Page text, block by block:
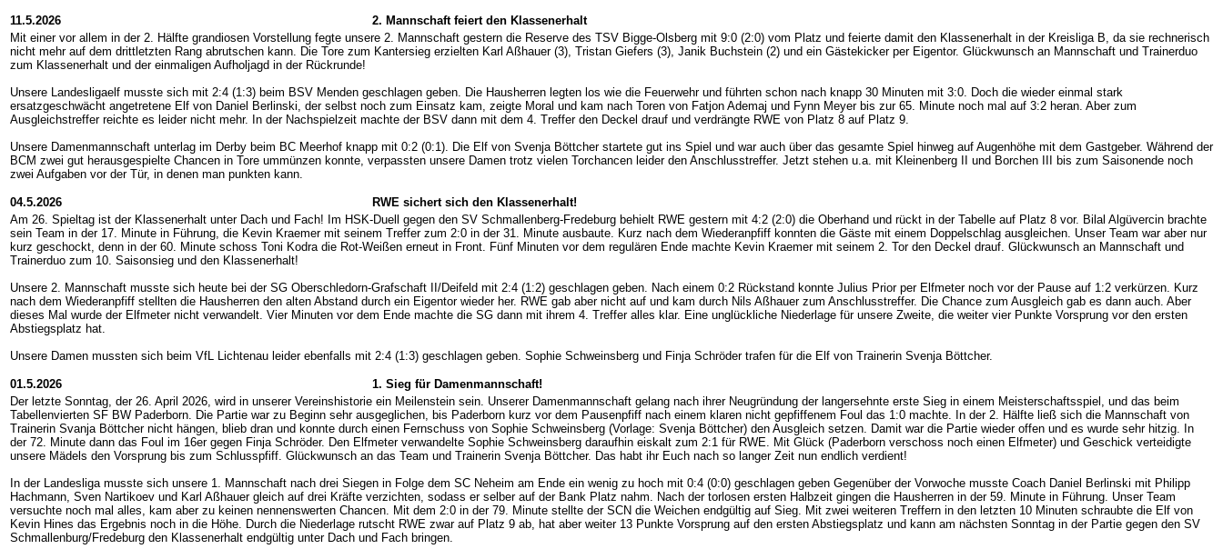
11.5.2026
2. Mannschaft feiert den Klassenerhalt
Mit einer vor allem in der 2. Hälfte grandiosen Vorstellung fegte unsere 2. Mannschaft gestern die Reserve des TSV Bigge-Olsberg mit 9:0 (2:0) vom Platz und feierte damit den Klassenerhalt in der Kreisliga B, da sie rechnerisch
nicht mehr auf dem drittletzten Rang abrutschen kann. Die Tore zum Kantersieg erzielten Karl Aßhauer (3), Tristan Giefers (3), Janik Buchstein (2) und ein Gästekicker per Eigentor. Glückwunsch an Mannschaft und Trainerduo
zum Klassenerhalt und der einmaligen Aufholjagd in der Rückrunde!
Unsere Landesligaelf musste sich mit 2:4 (1:3) beim BSV Menden geschlagen geben. Die Hausherren legten los wie die Feuerwehr und führten schon nach knapp 30 Minuten mit 3:0. Doch die wieder einmal stark
ersatzgeschwächt angetretene Elf von Daniel Berlinski, der selbst noch zum Einsatz kam, zeigte Moral und kam nach Toren von Fatjon Ademaj und Fynn Meyer bis zur 65. Minute noch mal auf 3:2 heran. Aber zum
Ausgleichstreffer reichte es leider nicht mehr. In der Nachspielzeit machte der BSV dann mit dem 4. Treffer den Deckel drauf und verdrängte RWE von Platz 8 auf Platz 9.
Unsere Damenmannschaft unterlag im Derby beim BC Meerhof knapp mit 0:2 (0:1). Die Elf von Svenja Böttcher startete gut ins Spiel und war auch über das gesamte Spiel hinweg auf Augenhöhe mit dem Gastgeber. Während der
BCM zwei gut herausgespielte Chancen in Tore ummünzen konnte, verpassten unsere Damen trotz vielen Torchancen leider den Anschlusstreffer. Jetzt stehen u.a. mit Kleinenberg II und Borchen III bis zum Saisonende noch
zwei Aufgaben vor der Tür, in denen man punkten kann.
04.5.2026
RWE sichert sich den Klassenerhalt!
Am 26. Spieltag ist der Klassenerhalt unter Dach und Fach! Im HSK-Duell gegen den SV Schmallenberg-Fredeburg behielt RWE gestern mit 4:2 (2:0) die Oberhand und rückt in der Tabelle auf Platz 8 vor. Bilal Algüvercin brachte
sein Team in der 17. Minute in Führung, die Kevin Kraemer mit seinem Treffer zum 2:0 in der 31. Minute ausbaute. Kurz nach dem Wiederanpfiff konnten die Gäste mit einem Doppelschlag ausgleichen. Unser Team war aber nur
kurz geschockt, denn in der 60. Minute schoss Toni Kodra die Rot-Weißen erneut in Front. Fünf Minuten vor dem regulären Ende machte Kevin Kraemer mit seinem 2. Tor den Deckel drauf. Glückwunsch an Mannschaft und
Trainerduo zum 10. Saisonsieg und den Klassenerhalt!
Unsere 2. Mannschaft musste sich heute bei der SG Oberschledorn-Grafschaft II/Deifeld mit 2:4 (1:2) geschlagen geben. Nach einem 0:2 Rückstand konnte Julius Prior per Elfmeter noch vor der Pause auf 1:2 verkürzen. Kurz
nach dem Wiederanpfiff stellten die Hausherren den alten Abstand durch ein Eigentor wieder her. RWE gab aber nicht auf und kam durch Nils Aßhauer zum Anschlusstreffer. Die Chance zum Ausgleich gab es dann auch. Aber
dieses Mal wurde der Elfmeter nicht verwandelt. Vier Minuten vor dem Ende machte die SG dann mit ihrem 4. Treffer alles klar. Eine unglückliche Niederlage für unsere Zweite, die weiter vier Punkte Vorsprung vor den ersten
Abstiegsplatz hat.
Unsere Damen mussten sich beim VfL Lichtenau leider ebenfalls mit 2:4 (1:3) geschlagen geben. Sophie Schweinsberg und Finja Schröder trafen für die Elf von Trainerin Svenja Böttcher.
01.5.2026
1. Sieg für Damenmannschaft!
Der letzte Sonntag, der 26. April 2026, wird in unserer Vereinshistorie ein Meilenstein sein. Unserer Damenmannschaft gelang nach ihrer Neugründung der langersehnte erste Sieg in einem Meisterschaftsspiel, und das beim
Tabellenvierten SF BW Paderborn. Die Partie war zu Beginn sehr ausgeglichen, bis Paderborn kurz vor dem Pausenpfiff nach einem klaren nicht gepfiffenem Foul das 1:0 machte. In der 2. Hälfte ließ sich die Mannschaft von
Trainerin Svanja Böttcher nicht hängen, blieb dran und konnte durch einen Fernschuss von Sophie Schweinsberg (Vorlage: Svenja Böttcher) den Ausgleich setzen. Damit war die Partie wieder offen und es wurde sehr hitzig. In
der 72. Minute dann das Foul im 16er gegen Finja Schröder. Den Elfmeter verwandelte Sophie Schweinsberg daraufhin eiskalt zum 2:1 für RWE. Mit Glück (Paderborn verschoss noch einen Elfmeter) und Geschick verteidigte
unsere Mädels den Vorsprung bis zum Schlusspfiff. Glückwunsch an das Team und Trainerin Svenja Böttcher. Das habt ihr Euch nach so langer Zeit nun endlich verdient!
In der Landesliga musste sich unsere 1. Mannschaft nach drei Siegen in Folge dem SC Neheim am Ende ein wenig zu hoch mit 0:4 (0:0) geschlagen geben Gegenüber der Vorwoche musste Coach Daniel Berlinski mit Philipp
Hachmann, Sven Nartikoev und Karl Aßhauer gleich auf drei Kräfte verzichten, sodass er selber auf der Bank Platz nahm. Nach der torlosen ersten Halbzeit gingen die Hausherren in der 59. Minute in Führung. Unser Team
versuchte noch mal alles, kam aber zu keinen nennenswerten Chancen. Mit dem 2:0 in der 79. Minute stellte der SCN die Weichen endgültig auf Sieg. Mit zwei weiteren Treffern in den letzten 10 Minuten schraubte die Elf von
Kevin Hines das Ergebnis noch in die Höhe. Durch die Niederlage rutscht RWE zwar auf Platz 9 ab, hat aber weiter 13 Punkte Vorsprung auf den ersten Abstiegsplatz und kann am nächsten Sonntag in der Partie gegen den SV
Schmallenburg/Fredeburg den Klassenerhalt endgültig unter Dach und Fach bringen.